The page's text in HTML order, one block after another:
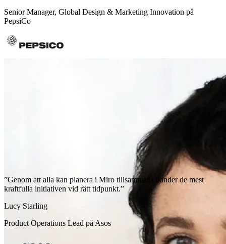
Senior Manager, Global Design & Marketing Innovation på
PepsiCo
”Genom att alla kan planera i Miro tillsammans händer de mest
kraftfulla initiativen vid rätt tidpunkt.”
Lucy Starling
Product Operations Lead på Asos